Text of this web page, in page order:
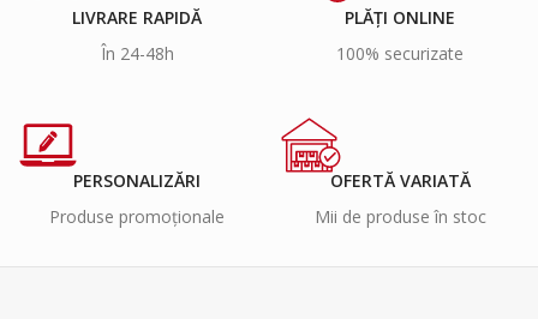
LIVRARE RAPIDĂ
În 24-48h
PLĂȚI ONLINE
100% securizate
PERSONALIZĂRI
Produse promoționale
OFERTĂ VARIATĂ
Mii de produse în stoc